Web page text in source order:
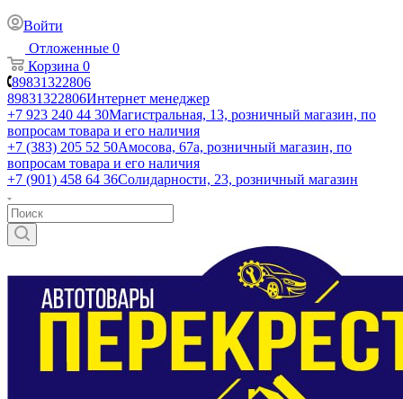
Войти
Отложенные 0
Корзина 0
89831322806
89831322806Интернет менеджер
+7 923 240 44 30​Магистральная, 13, розничный магазин, по
вопросам товара и его наличия
+7 (383) 205 52 50Амосова, 67а, розничный магазин, по
вопросам товара и его наличия
+7 (901) 458 64 36Солидарности, 23, розничный магазин